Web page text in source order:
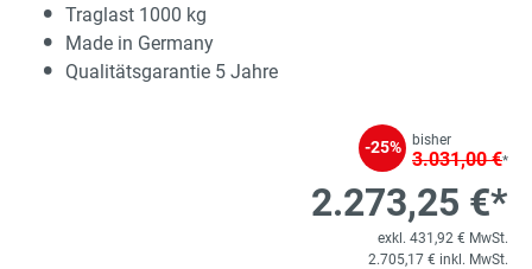
Traglast 1000 kg
Made in Germany
Qualitätsgarantie 5 Jahre
-25% bisher
3.031,00 €*
2.273,25 €*
exkl. 431,92 € MwSt.
2.705,17 € inkl. MwSt.